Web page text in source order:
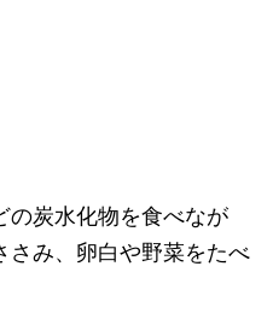
の炭水化物を食べなが
さみ、卵白や野菜をたべ